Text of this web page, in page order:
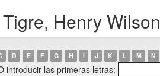
Henry Wilson
D E F G H I J K L M N
introducir las primeras letras: